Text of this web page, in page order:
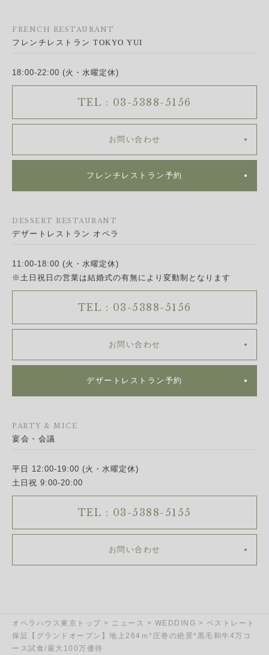
FRENCH RESTAURANT
フレンチレストラン TOKYO YUI
18:00-22:00 (火・水曜定休)
TEL : 03-5388-5156
お問い合わせ
フレンチレストラン予約
DESSERT RESTAURANT
デザートレストラン オペラ
11:00-18:00 (火・水曜定休)
※土日祝日の営業は結婚式の有無により変動制となります
TEL : 03-5388-5156
お問い合わせ
デザートレストラン予約
PARTY & MICE
宴会・会議
平日 12:00-19:00 (火・水曜定休)
土日祝 9:00-20:00
TEL : 03-5388-5155
お問い合わせ
オペラハウス東京トップ > ニュース > WEDDING > ベストレート
保証【グランドオープン】地上264ｍ*圧巻の絶景*黒毛和牛4万コ
ース試食/最大100万優待